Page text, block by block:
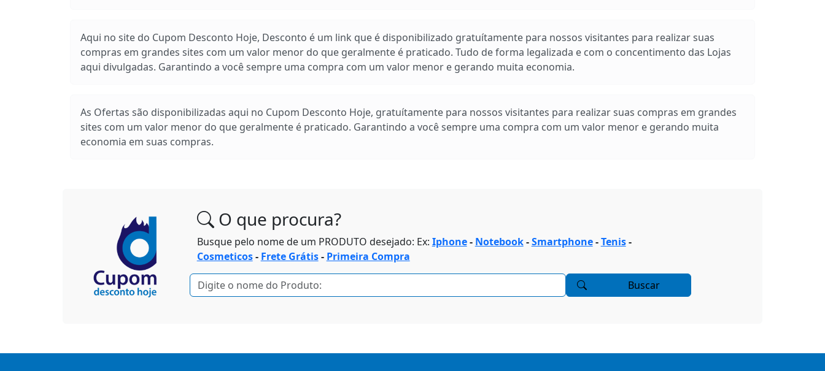
Aqui no site do Cupom Desconto Hoje, Desconto é um link que é disponibilizado gratuítamente para nossos visitantes para realizar suas
compras em grandes sites com um valor menor do que geralmente é praticado. Tudo de forma legalizada e com o concentimento das Lojas
aqui divulgadas. Garantindo a você sempre uma compra com um valor menor e gerando muita economia.
As Ofertas são disponibilizadas aqui no Cupom Desconto Hoje, gratuítamente para nossos visitantes para realizar suas compras em grandes
sites com um valor menor do que geralmente é praticado. Garantindo a você sempre uma compra com um valor menor e gerando muita
economia em suas compras.
O que procura?
Busque pelo nome de um PRODUTO desejado: Ex: Iphone- Notebook-Smartphone-Tenis-
Cosmeticos- Frete Grátis- Primeira Compra
Buscar